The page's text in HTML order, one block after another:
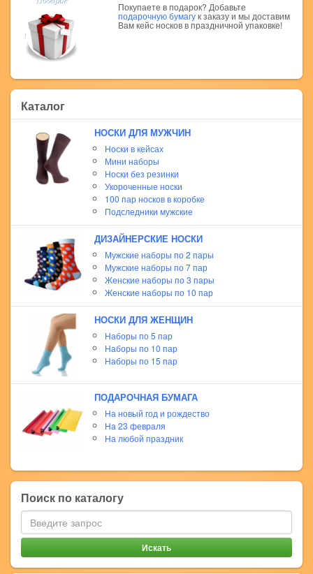
Покупаете в подарок? Добавьте
подарочную бумагук заказу и мы доставим
Вам кейс носков в праздничной упаковке!
Каталог
НОСКИ ДЛЯ МУЖЧИН
Носки в кейсах
Мини наборы
Носки без резинки
Укороченные носки
100 пар носков в коробке
Подследники мужские
ДИЗАЙНЕРСКИЕ НОСКИ
Мужские наборы по 2 пары
Мужские наборы по 7 пар
Женские наборы по 3 пары
Женские наборы по 10 пар
НОСКИ ДЛЯ ЖЕНЩИН
Наборы по 5 пар
Наборы по 10 пар
Наборы по 15 пар
ПОДАРОЧНАЯ БУМАГА
На новый год и рождество
На 23 февраля
На любой праздник
Поиск по каталогу